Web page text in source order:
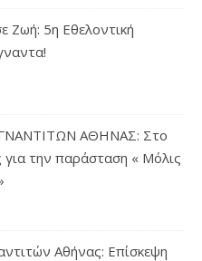
Ζωή: 5η Εθελοντική
ΑΘΗΝΑΣ: Στο
την παράσταση « Μόλις
Αθήνας: Επίσκεψη